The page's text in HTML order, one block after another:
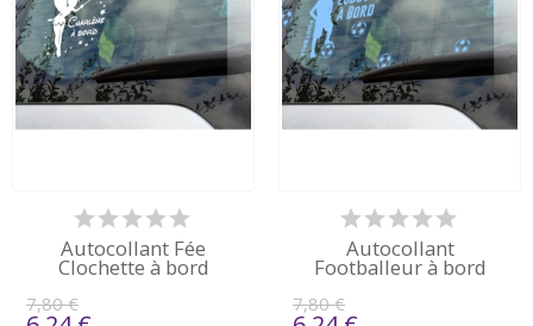
Autocollant Fée
Clochette à bord
7,80 €
Autocollant
Footballeur à bord
7,80 €